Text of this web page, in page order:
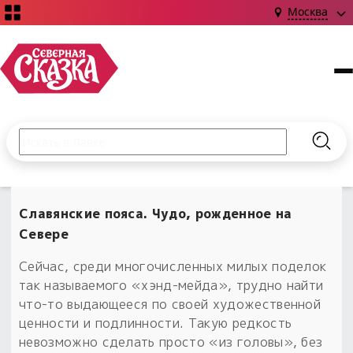
Москва
Книги
Издания о Славянской культуре и ведовстве
Коллекции
Наборы для курсов и книг
Обереги славян нательные
Сказки
Гадание
Магия
Библиография
С чего начать?
Материалы
Для алтаря
Расходные материалы
Новинки ›
Готовые заговоры
Для чего:
Введите текст и нажмите кнопку «Найти», чтобы
Славянские пояса. Чудо, рожденное на
Севере
Сейчас, среди многочисленных милых поделок
так называемого «хэнд-мейда», трудно найти
что-то выдающееся по своей художественной
ценности и подлинности. Такую редкость
невозможно сделать просто «из головы», без